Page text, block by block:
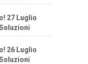
27 Luglio
26 Luglio